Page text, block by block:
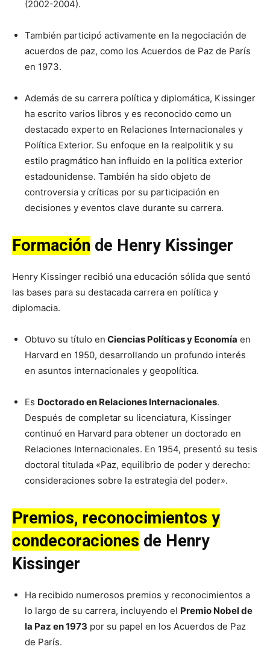
(2002-2004).
También participó activamente en la negociación de
acuerdos de paz, como los Acuerdos de Paz de París
en 1973.
Además de su carrera política y diplomática, Kissinger
ha escrito varios libros y es reconocido como un
destacado experto en Relaciones Internacionales y
Política Exterior. Su enfoque en la realpolitik y su
estilo pragmático han influido en la política exterior
estadounidense. También ha sido objeto de
controversia y críticas por su participación en
decisiones y eventos clave durante su carrera.
Formación de Henry Kissinger
Henry Kissinger recibió una educación sólida que sentó
las bases para su destacada carrera en política y
diplomacia.
Obtuvo su título en Ciencias Políticas y Economía en
Harvard en 1950, desarrollando un profundo interés
en asuntos internacionales y geopolítica.
Es Doctorado en Relaciones Internacionales.
Después de completar su licenciatura, Kissinger
continuó en Harvard para obtener un doctorado en
Relaciones Internacionales. En 1954, presentó su tesis
doctoral titulada «Paz, equilibrio de poder y derecho:
consideraciones sobre la estrategia del poder».
Premios, reconocimientos y
condecoraciones de Henry
Kissinger
Ha recibido numerosos premios y reconocimientos a
lo largo de su carrera, incluyendo el Premio Nobel de
la Paz en 1973 por su papel en los Acuerdos de Paz
de París.